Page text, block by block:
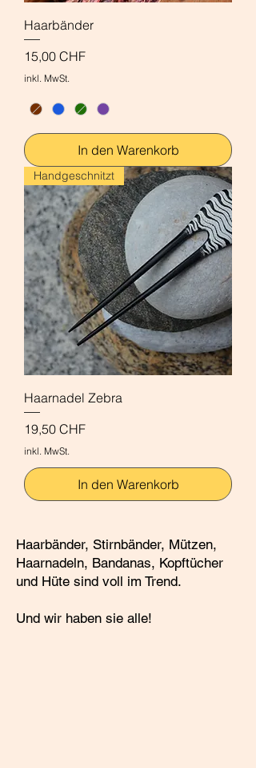
Haarbänder
Preis
15,00 CHF
inkl. MwSt.
In den Warenkorb
Handgeschnitzt
Haarnadel Zebra
Preis
19,50 CHF
inkl. MwSt.
In den Warenkorb
Haarbänder, Stirnbänder, Mützen,
Haarnadeln, Bandanas, Kopftücher
und Hüte sind voll im Trend.
Und wir haben sie alle!